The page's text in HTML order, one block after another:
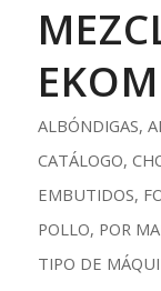
ALBÓNDIGAS,
CATÁLOGO,
EMBUTIDOS,
POLLO, POR
TIPO DE